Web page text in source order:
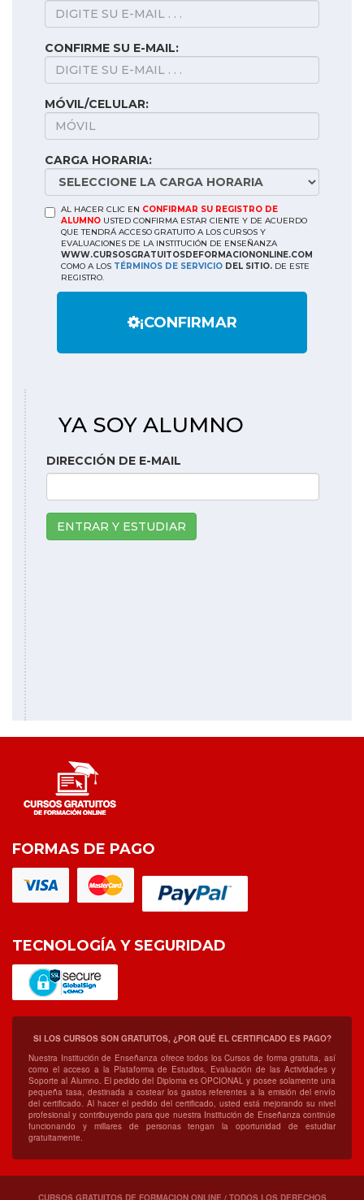
CONFIRME SU E-MAIL:
MÓVIL/CELULAR:
CARGA HORARIA:
AL HACER CLIC EN CONFIRMAR SU REGISTRO DE
ALUMNO USTED CONFIRMA ESTAR CIENTE Y DE ACUERDO
QUE TENDRÁ ACCESO GRATUITO A LOS CURSOS Y
EVALUACIONES DE LA INSTITUCIÓN DE ENSEÑANZA
WWW.CURSOSGRATUITOSDEFORMACIONONLINE.COM
COMO A LOS TÉRMINOS DE SERVICIO DEL SITIO. DE ESTE
REGISTRO.
¡CONFIRMAR
YA SOY ALUMNO
DIRECCIÓN DE E-MAIL
ENTRAR Y ESTUDIAR
FORMAS DE PAGO
TECNOLOGÍA Y SEGURIDAD
SI LOS CURSOS SON GRATUITOS, ¿POR QUÉ EL CERTIFICADO ES PAGO?
Nuestra Institución de Enseñanza ofrece todos los Cursos de forma gratuita, así
como el acceso a la Plataforma de Estudios, Evaluación de las Actividades y
Soporte al Alumno. El pedido del Diploma es OPCIONAL y posee solamente una
pequeña tasa, destinada a costear los gastos referentes a la emisión del envío
del certificado. Al hacer el pedido del certificado, usted está mejorando su nivel
profesional y contribuyendo para que nuestra Institución de Enseñanza continúe
funcionando y millares de personas tengan la oportunidad de estudiar
gratuitamente.
CURSOS GRATUITOS DE FORMACION ONLINE / TODOS LOS DERECHOS